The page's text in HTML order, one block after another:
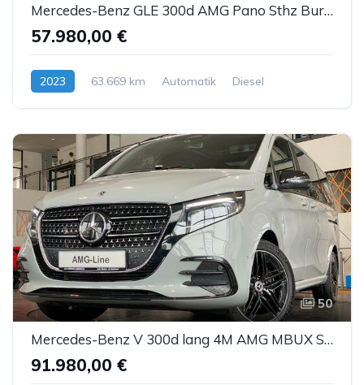
Mercedes-Benz GLE 300d AMG Pano Sthz Burm. HUD DTR AHK 360°
57.980,00 €
2023 63.669 km Automatik Diesel
50
Mercedes-Benz V 300d lang 4M AMG MBUX Sbel Sthz Pano DTR AHK
91.980,00 €